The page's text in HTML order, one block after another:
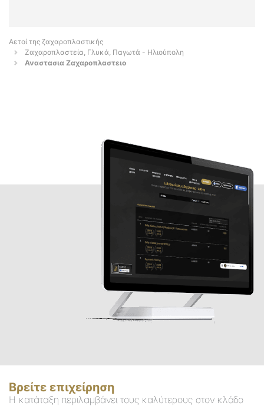
Αετοί της ζαχαροπλαστικής
Ζαχαροπλαστεία, Γλυκά, Παγωτά - Ηλιούπολη
Αναστασια Ζαχαροπλαστειο
Βρείτε επιχείρηση
Η κατάταξη περιλαμβάνει τους καλύτερους στον κλάδο